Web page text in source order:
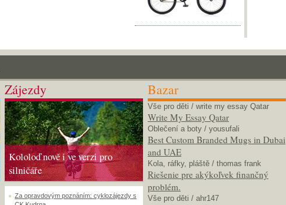
Zájezdy
Kololoď nově i ve verzi pro
silničáře
Za opravdovým poznáním: cyklozájezdy s
Bazar
Vše pro děti / write my essay Qatar
Write My Essay Qatar
Oblečení a boty / yousufali
Best Custom Branded Mugs in Dubai
and UAE
Kola, ráfky, pláště / thomas frank
Riešenie pre akýkoľvek finančný
problém.
Vše pro děti / ahr147